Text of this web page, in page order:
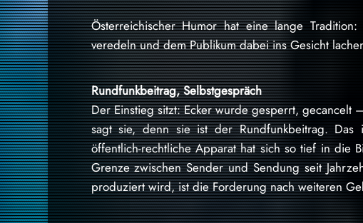
Österreichischer Humor hat eine lange
veredeln und dem Publikum dabei ins Gesicht
Rundfunkbeitrag, Selbstgespräch
Der Einstieg sitzt: Ecker wurde gesperrt, gecancelt
sagt sie, denn sie ist der Rundfunkbeitrag.
öffentlich-rechtliche Apparat hat sich so tief in die
Grenze zwischen Sender und Sendung seit
produziert wird, ist die Forderung nach weiteren